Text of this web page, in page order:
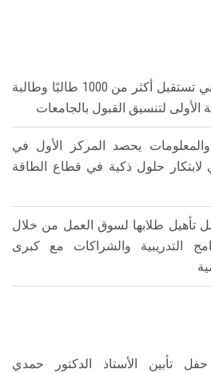
معامل التنسيق الإلكتروني تستقبل أكثر من 1000 طالبًا وطالبة
الأولى لتنسيق القبول بالجامعات
يحصد المركز الأول في
لابتكار حلول ذكية في قطاع الطاقة
طلابها لسوق العمل من خلال
التدريبية والشراكات مع كبرى
تأبين الأستاذ الدكتور حمدي